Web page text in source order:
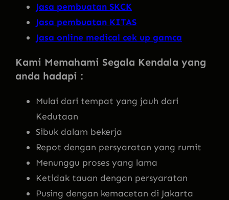
Jasa pembuatan SKCK
Jasa pembuatan KITAS
Jasa online medical cek up gamca
Kami Memahami Segala Kendala yang
anda hadapi :
Mulai dari tempat yang jauh dari
Kedutaan
Sibuk dalam bekerja
Repot dengan persyaratan yang rumit
Menunggu proses yang lama
Ketidak tauan dengan persyaratan
Pusing dengan kemacetan di Jakarta